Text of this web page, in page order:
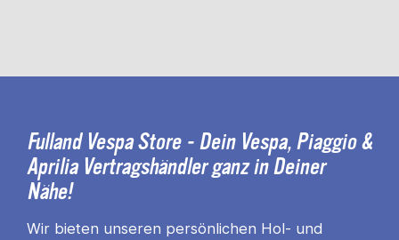
Fulland Vespa Store - Dein Vespa, Piaggio &
Aprilia Vertragshändler ganz in Deiner
Nähe!
Wir bieten unseren persönlichen Hol- und